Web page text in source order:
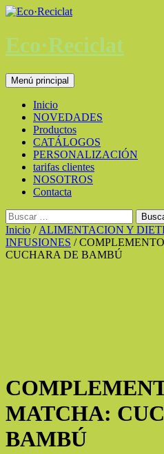
Saltar
contenido
Eco·Reciclat
Buscar
Menú principal
Inicio
NOVEDADES
Productos
CATÁLOGOS
PERSONALIZACIÓN
tarifas clientes
NOSOTROS
Contacta
Buscar:
Inicio / ALIMENTACION Y
INFUSIONES /
CUCHARA DE BAMBÚ
MATCHA:
BAMBÚ